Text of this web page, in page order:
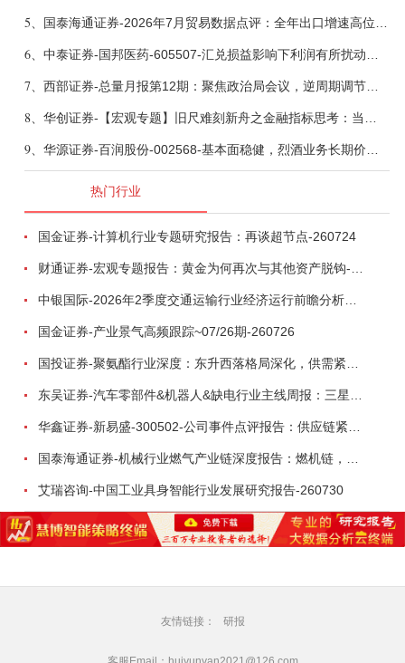
5、
6、
7、 西部证券-总量月报第12期：聚焦政治局会议，逆周期调节加力，增量政策可期-260806
8、
9、
热门行业
国金证券-计算机行业专题研究报告：再谈超节点-260724
中银国际-2026年2季度交通运输行业经济运行前瞻分析：地缘冲突致航运和航空景气度分化，交通基础设施板块总体呈现稳健特征-260724
国金证券-产业景气高频跟踪~07/26期-260726
艾瑞咨询-中国工业具身智能行业发展研究报告-260730
友情链接： 研报